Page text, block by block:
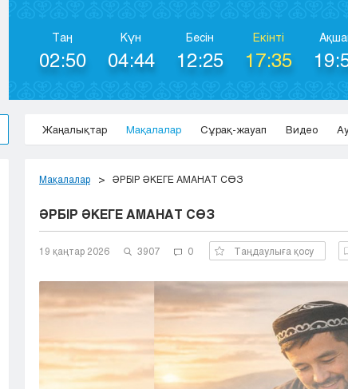
Таң
02:50
Күн
04:44
Бесін
12:25
Екінті
17:35
Жаңалықтар Мақалалар Сұрақ-жауап Видео
Мақалалар ӘРБІР ӘКЕГЕ АМАНАТ СӨЗ
ӘРБІР ӘКЕГЕ АМАНАТ СӨЗ
19 қаңтар 2026 3907 0 Таңдаулыға қосу